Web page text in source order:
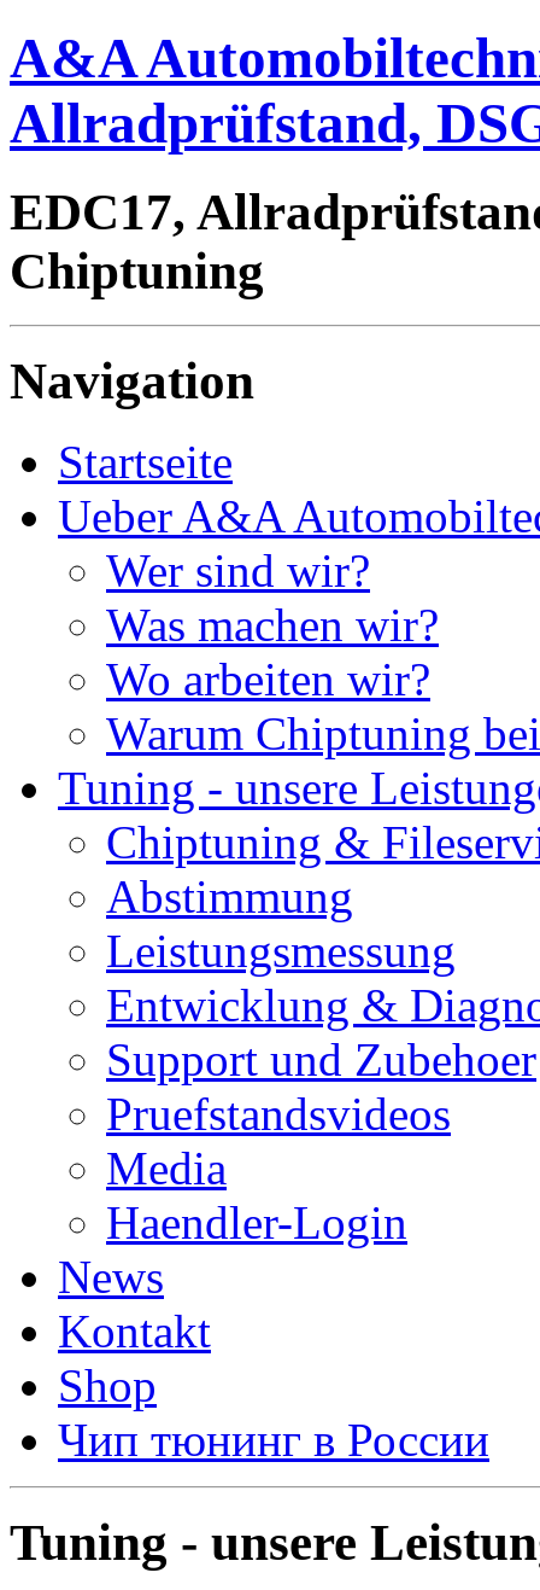
A&A
Allradprüfstand,
EDC17,
Chiptuning
Navigation
Startseite
Ueber A&A
Wer sind wir?
Was machen wir?
Wo arbeiten wir?
Warum Chiptuning
Tuning - unsere
Chiptuning &
Abstimmung
Leistungsmessung
Entwicklung &
Support und Zubehoer
Pruefstandsvideos
Media
Haendler-Login
News
Kontakt
Shop
Чип тюнинг в России
Tuning - unsere